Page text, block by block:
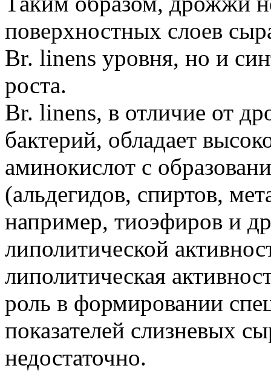
поверхностных слоев
Br. linens уровня, но и
роста.
Br. linens, в отличие от
бактерий, обладает
аминокислот с
(альдегидов, спиртов,
например, тиоэфиров и
липолитической
липолитическая
роль в формировании
показателей слизневых
недостаточно.